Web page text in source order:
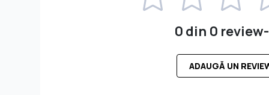
0 din 0
ADAUGĂ UN